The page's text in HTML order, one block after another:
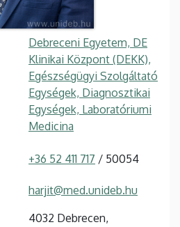
Debreceni Egyetem, DE
Klinikai Központ (DEKK),
Egészségügyi Szolgáltató
Egységek, Diagnosztikai
Egységek, Laboratóriumi
Medicina
+36 52 411 717 / 50054
harjit@med.unideb.hu
4032 Debrecen,